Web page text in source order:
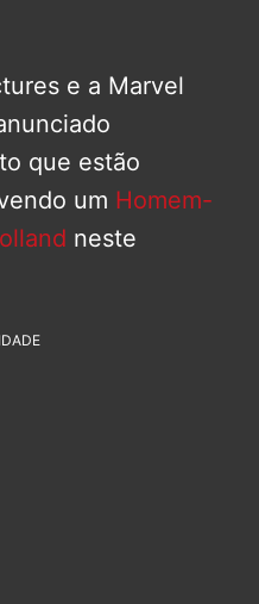
e a Marvel
que estão
um Homem-
neste